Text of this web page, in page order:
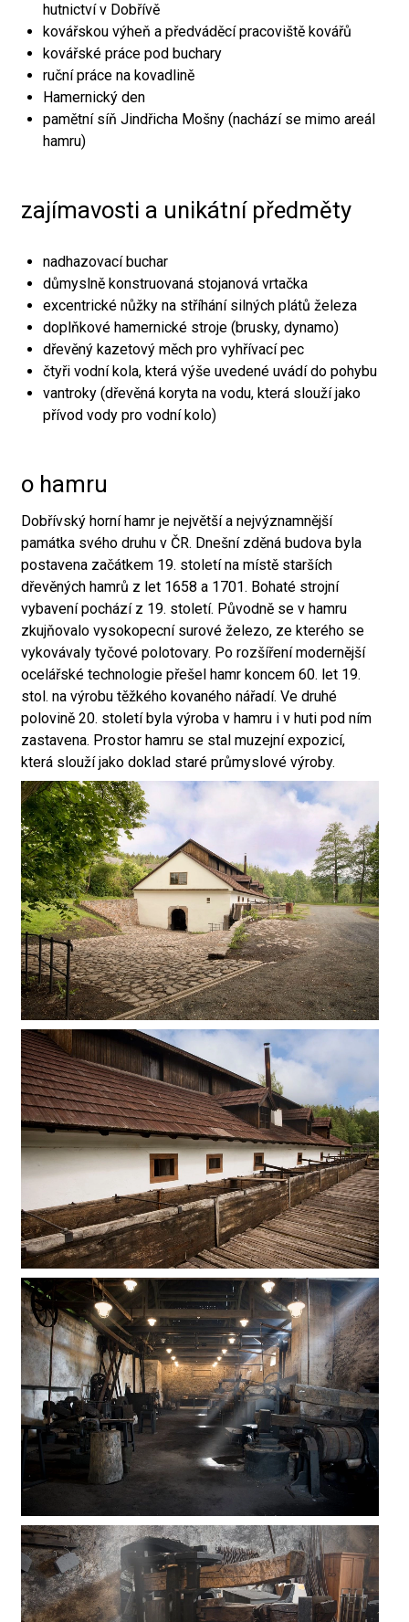
hutnictví v Dobřívě
kovářskou výheň a předváděcí pracoviště kovářů
kovářské práce pod buchary
ruční práce na kovadlině
Hamernický den
pamětní síň Jindřicha Mošny (nachází se mimo areál
hamru)
zajímavosti a unikátní předměty
nadhazovací buchar
důmyslně konstruovaná stojanová vrtačka
excentrické nůžky na stříhání silných plátů železa
doplňkové hamernické stroje (brusky, dynamo)
dřevěný kazetový měch pro vyhřívací pec
čtyři vodní kola, která výše uvedené uvádí do pohybu
vantroky (dřevěná koryta na vodu, která slouží jako
přívod vody pro vodní kolo)
o hamru
Dobřívský horní hamr je největší a nejvýznamnější
památka svého druhu v ČR. Dnešní zděná budova byla
postavena začátkem 19. století na místě starších
dřevěných hamrů z let 1658 a 1701. Bohaté strojní
vybavení pochází z 19. století. Původně se v hamru
zkujňovalo vysokopecní surové železo, ze kterého se
vykovávaly tyčové polotovary. Po rozšíření modernější
ocelářské technologie přešel hamr koncem 60. let 19.
stol. na výrobu těžkého kovaného nářadí. Ve druhé
polovině 20. století byla výroba v hamru i v huti pod ním
zastavena. Prostor hamru se stal muzejní expozicí,
která slouží jako doklad staré průmyslové výroby.